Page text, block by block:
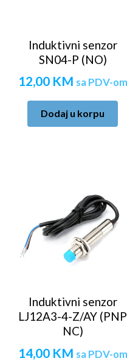
Induktivni senzor
SN04-P (NO)
12,00 KM sa PDV-om
Dodaj u korpu
Induktivni senzor
LJ12A3-4-Z/AY (PNP
NC)
14,00 KM sa PDV-om